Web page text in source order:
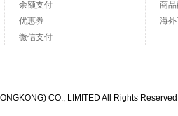
余额支付
优惠券
微信支付
商
海
CO., LIMITED All Rights